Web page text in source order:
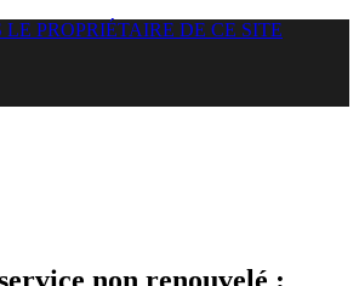
LE PROPRIÉTAIRE DE CE SITE